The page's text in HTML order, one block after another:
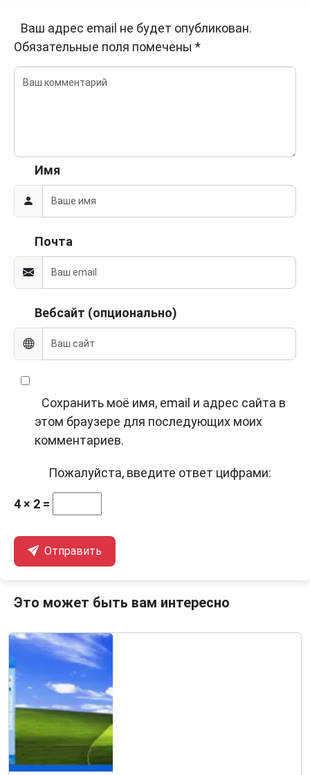
Ваш адрес email не будет опубликован.
Обязательные поля помечены *
Имя
Почта
Вебсайт (опционально)
Сохранить моё имя, email и адрес сайта в
этом браузере для последующих моих
комментариев.
Пожалуйста, введите ответ цифрами:
4 × 2 =
Отправить
Это может быть вам интересно